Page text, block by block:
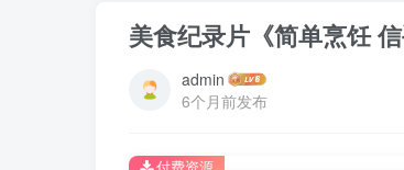
美食纪录片《简单烹饪
admin
6个月前发布